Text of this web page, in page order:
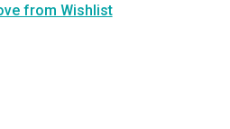
from Wishlist